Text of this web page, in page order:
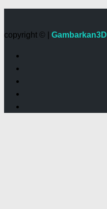
copyright © | Gambarkan3D